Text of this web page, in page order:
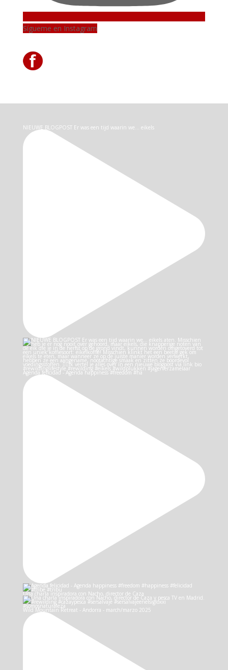
Sígueme en Instagram
NIEUWE BLOGPOST Er was een tijd waarin we… eikels
Agenda felicidad - Agenda happiness #freedom #ha
Una charla inspiradora con Nacho, director de Caza
Wild Mountain Retreat - Andorra - march/marzo 2025